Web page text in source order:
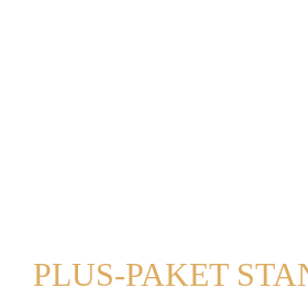
PLUS-PAKET